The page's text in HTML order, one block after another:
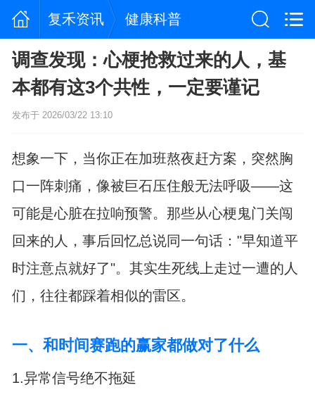
复禾资讯 健康科普
调查发现：心梗抢救过来的人，基
本都有这3个共性，一定要谨记
发布于 2026/03/22 13:10
想象一下，当你正在加班熬夜赶方案，突然胸
口一阵刺痛，像被巨石压住般无法呼吸——这
可能是心脏在拉响预警。那些从心梗鬼门关闯
回来的人，事后回忆总说同一句话："早知道平
时注意点就好了"。其实生死线上走过一遭的人
们，往往都踩着相似的雷区。
一、和时间赛跑的赢家都做对了什么
1.异常信号绝不拖延